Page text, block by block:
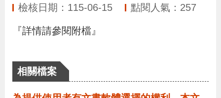
布
為
檢核日期：115-06-15
點閱人氣：257
『詳情請參閱附檔』
相關檔案